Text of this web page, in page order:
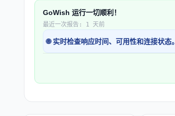
GoWish 运行一切顺利！
最近一次报告: 1 天前
🌐 实时检查响应时间、可用性和连接状态。